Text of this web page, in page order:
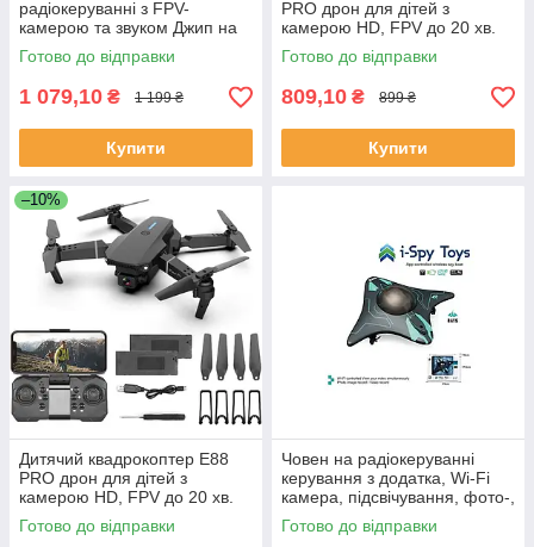
радіокеруванні з FPV-
камерою та звуком Джип на
ролекових колесах з
підсвічуванням
Готово до відправки
1 079,10 ₴ 1 199 ₴
Купити
PRO дрон для дітей з
камерою HD, FPV до 20 хв.
польоту \ кейс
Готово до відправки
809,10 ₴ 899 ₴
Купити
–10%
Дитячий квадрокоптер E88
PRO дрон для дітей з
камерою HD, FPV до 20 хв.
польоту \ кейс
Готово до відправки
Човен на радіокеруванні
керування з додатка, Wi-Fi
камера, підсвічування, фото-,
відеозйомка, вбудованний
акумулятор
Готово до відправки